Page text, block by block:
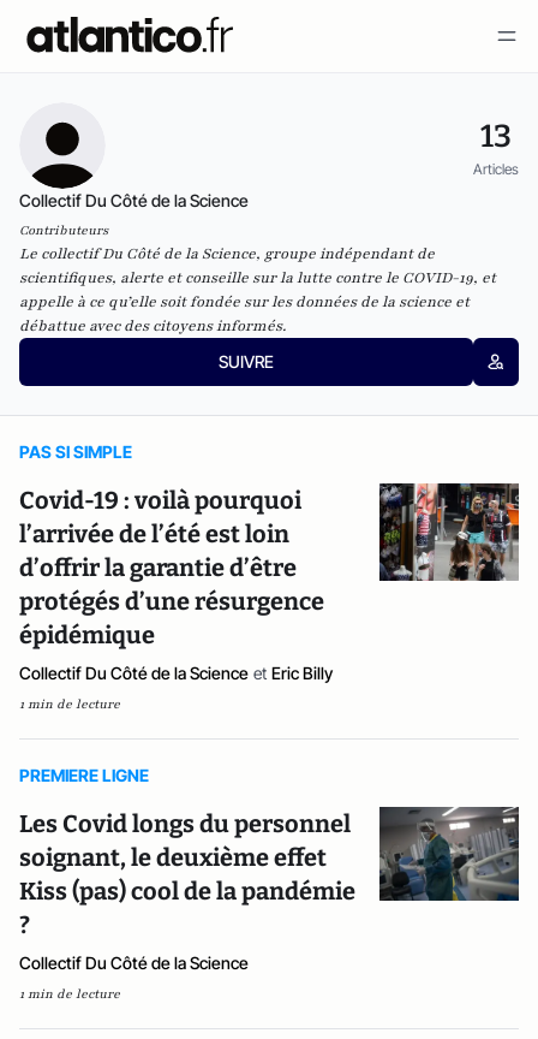
13
Articles
Collectif Du Côté de la Science
Contributeurs
Le collectif Du Côté de la Science, groupe indépendant de
scientifiques, alerte et conseille sur la lutte contre le COVID-19, et
appelle à ce qu’elle soit fondée sur les données de la science et
débattue avec des citoyens informés.
SUIVRE
PAS SI SIMPLE
Covid-19 : voilà pourquoi
l’arrivée de l’été est loin
d’offrir la garantie d’être
protégés d’une résurgence
épidémique
Collectif Du Côté de la Science et Eric Billy
1 min de lecture
PREMIERE LIGNE
Les Covid longs du personnel
soignant, le deuxième effet
Kiss (pas) cool de la pandémie
?
Collectif Du Côté de la Science
1 min de lecture